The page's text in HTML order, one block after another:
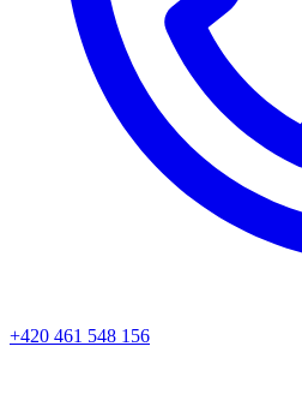
+420 461 548 156